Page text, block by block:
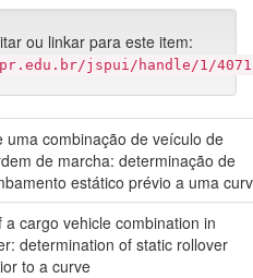
ou linkar para este item:
jspui/handle/1/
uma combinação de veículo de
de marcha: determinação de
estático prévio a uma
a cargo vehicle combination in
determination of static rollover
to a curve